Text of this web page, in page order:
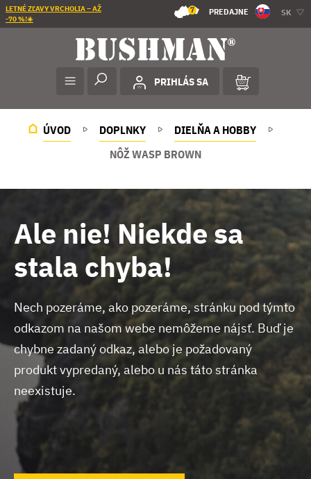
LETNÉ ZĽAVY VRCHOLIA – AŽ
-70 %!☀️
7 PREDAJNE SK
PRIHLÁS SA
ÚVOD DOPLNKY
DIELŇA A HOBBY
NÔŽ WASP BROWN
Ale nie! Niekde sa
stala chyba!
Nech pozeráme, ako pozeráme, stránku pod týmto
odkazom na našom webe nemôžeme nájsť. Buď je
chybne zadaný odkaz, alebo je požadovaný
produkt vypredaný, alebo u nás táto stránka
neexistuje.